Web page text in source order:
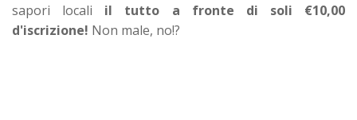
sapori locali il tutto a fronte di soli €10,00
d'iscrizione! Non male, no!?